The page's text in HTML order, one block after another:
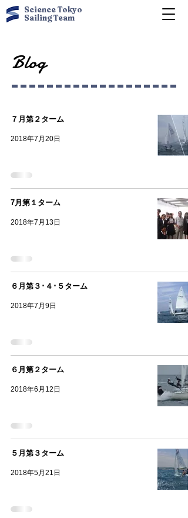
Science Tokyo
Sailing Team
Blog
７月第２ターム
2018年7月20日
7月第１ターム
2018年7月13日
６月第３･４･５ターム
2018年7月9日
６月第２ターム
2018年6月12日
５月第３ターム
2018年5月21日